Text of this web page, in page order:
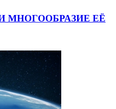
МНОГООБРАЗИЕ ЕЁ